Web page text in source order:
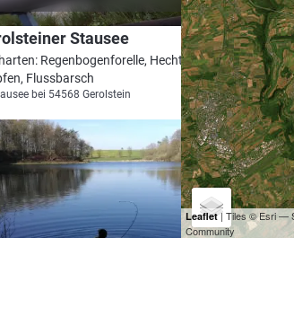
Stausee
Regenbogenforelle, Hecht, Bachforelle,
Flussbarsch
bei 54568 Gerolstein
Leaflet| Tiles © Esri —
Community